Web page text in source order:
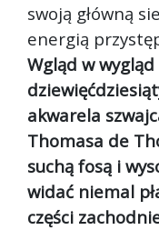
swoją główną
energią
Wgląd w
akwarela
Thomasa de
suchą fosą i
widać niemal
części